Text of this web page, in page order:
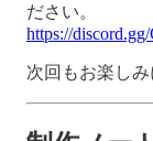
ださい。
https://
次回もお楽しみ